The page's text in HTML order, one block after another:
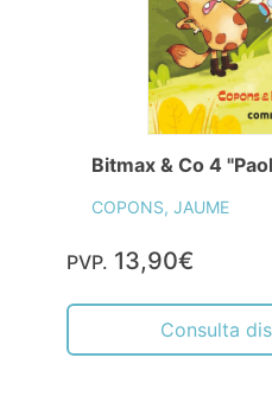
Bitmax & Co 4
COPONS, JAUME
PVP. 13,90€
Consulta